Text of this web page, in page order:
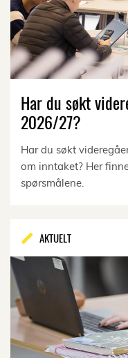
Har du søkt
2026/27?
Har du søkt
om inntaket? Her
spørsmålene.
AKTUELT